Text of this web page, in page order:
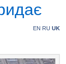
EN RU UK